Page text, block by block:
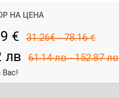
НА ЦЕНА
€ 31.26€ - 78.16 €
лв 61.14 лв - 152.87 лв
Вас!